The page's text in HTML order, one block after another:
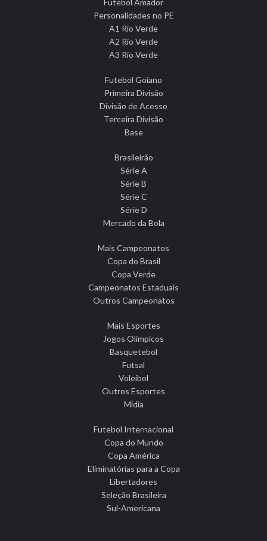
Futebol Amador
Personalidades no PE
A1 Rio Verde
A2 Rio Verde
A3 Rio Verde
Futebol Goiano
Primeira Divisão
Divisão de Acesso
Terceira Divisão
Base
Brasileirão
Série A
Série B
Série C
Série D
Mercado da Bola
Mais Campeonatos
Copa do Brasil
Copa Verde
Campeonatos Estaduais
Outros Campeonatos
Mais Esportes
Jogos Olímpicos
Basquetebol
Futsal
Voleibol
Outros Esportes
Mídia
Futebol Internacional
Copa do Mundo
Copa América
Eliminatórias para a Copa
Libertadores
Seleção Brasileira
Sul-Americana